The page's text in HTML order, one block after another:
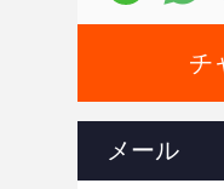
チ
メール